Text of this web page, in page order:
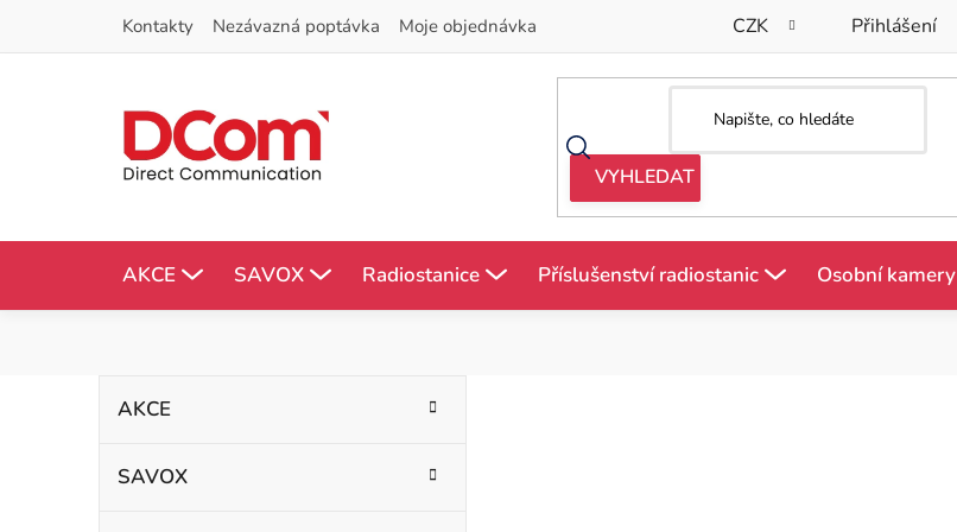
Kontakty Nezávazná poptávka Moje objednávka CZK Přihlášení
AKCE SAVOX Radiostanice Příslušenství radiostanic Osobní kamery
P
kategorie
AKCE
SAVOX